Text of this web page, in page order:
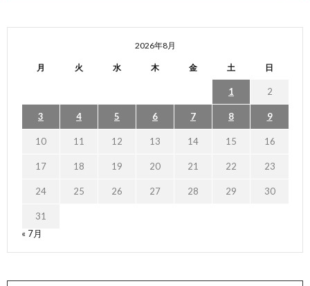
2026年8月
月 火 水 木 金 土 日
1 2
3 4 5 6 7 8 9
10 11 12 13 14 15 16
17 18 19 20 21 22 23
24 25 26 27 28 29 30
31
« 7月